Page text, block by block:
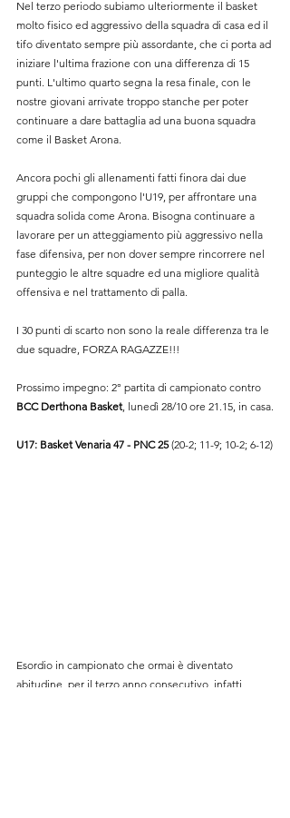
Nel terzo periodo subiamo ulteriormente il basket
molto fisico ed aggressivo della squadra di casa ed il
tifo diventato sempre più assordante, che ci porta ad
iniziare l'ultima frazione con una differenza di 15
punti. L'ultimo quarto segna la resa finale, con le
nostre giovani arrivate troppo stanche per poter
continuare a dare battaglia ad una buona squadra
come il Basket Arona.
Ancora pochi gli allenamenti fatti finora dai due
gruppi che compongono l'U19, per affrontare una
squadra solida come Arona. Bisogna continuare a
lavorare per un atteggiamento più aggressivo nella
fase difensiva, per non dover sempre rincorrere nel
punteggio le altre squadre ed una migliore qualità
offensiva e nel trattamento di palla.
I 30 punti di scarto non sono la reale differenza tra le
due squadre, FORZA RAGAZZE!!!
Prossimo impegno: 2° partita di campionato contro
BCC Derthona Basket, lunedì 28/10 ore 21.15, in casa.
U17: Basket Venaria 47 - PNC 25 (20-2; 11-9; 10-2; 6-12)
Esordio in campionato che ormai è diventato
abitudine, per il terzo anno consecutivo, infatti,